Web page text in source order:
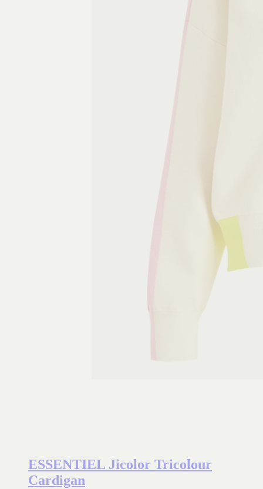
ESSENTIEL Jicolor Tricolour
Cardigan